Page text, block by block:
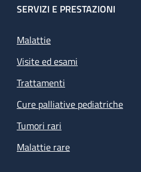
SERVIZI E PRESTAZIONI
Malattie
Visite ed esami
Trattamenti
Cure palliative pediatriche
Tumori rari
Malattie rare